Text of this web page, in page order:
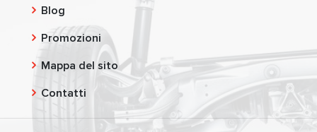
Blog
Promozioni
Mappa del sito
Contatti